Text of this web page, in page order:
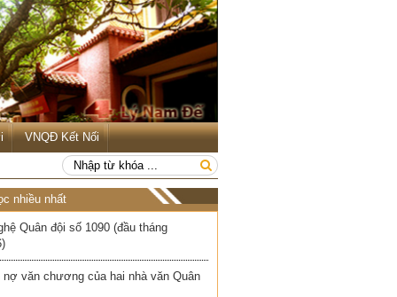
VNQĐ Kết Nối
nhiều nhất
Quân đội số 1090 (đầu tháng
nợ văn chương của hai nhà văn Quân